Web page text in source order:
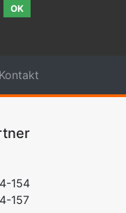
OK
Kontakt
154
157